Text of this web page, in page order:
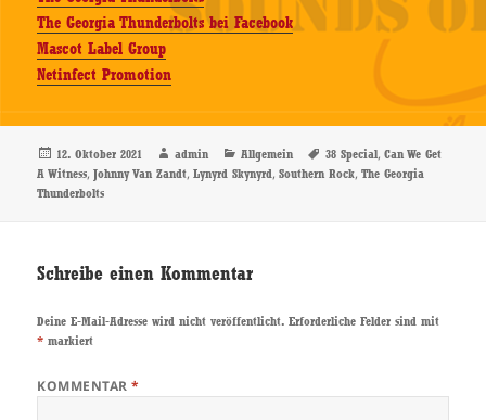
The Georgia Thunderbolts bei Facebook
Mascot Label Group
Netinfect Promotion
Veröffentlicht
am
12. Oktober 2021 Autor
admin Kategorien
Allgemein Schlagwörter
38 Special,Can We Get
A Witness,Johnny Van Zandt,Lynyrd Skynyrd,Southern Rock,The Georgia
Thunderbolts
Schreibe einen Kommentar
Deine E-Mail-Adresse wird nicht veröffentlicht. Erforderliche Felder sind mit
* markiert
KOMMENTAR*